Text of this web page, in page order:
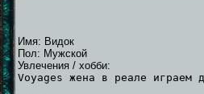
Имя: Видок
Пол: Мужской
Увлечения / хобби:
Voyages жена в реале играем